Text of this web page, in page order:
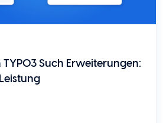
TYPO3 Such Erweiterungen: